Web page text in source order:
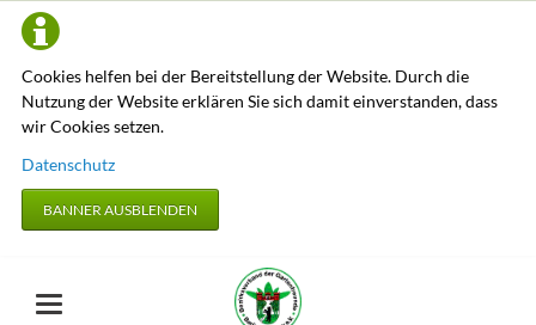
Cookies helfen bei der Bereitstellung der Website. Durch die
Nutzung der Website erklären Sie sich damit einverstanden, dass
wir Cookies setzen.
Datenschutz
BANNER AUSBLENDEN